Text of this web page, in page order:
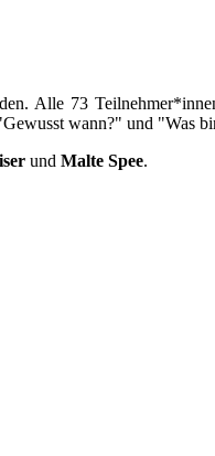
Alle 73
wann?" und "Was
und Malte Spee.